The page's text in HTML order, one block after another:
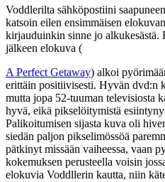
Voddlerilta sähköpostiini
katsoin eilen ensimmäisen
kirjauduinkin sinne jo alkukesästä.
jälkeen elokuva (
A Perfect Getaway) alkoi
erittäin positiivisesti. Hyvän dvd:n
mutta jopa 52-tuuman televisiosta
hyvä, eikä pikselöitymistä
Palikoitumisen sijasta kuva oli
siedän paljon pikselimössöä
pätkinyt missään vaiheessa, vaan
kokemuksen perusteella voisin
elokuvia Voddllerin kautta, niin